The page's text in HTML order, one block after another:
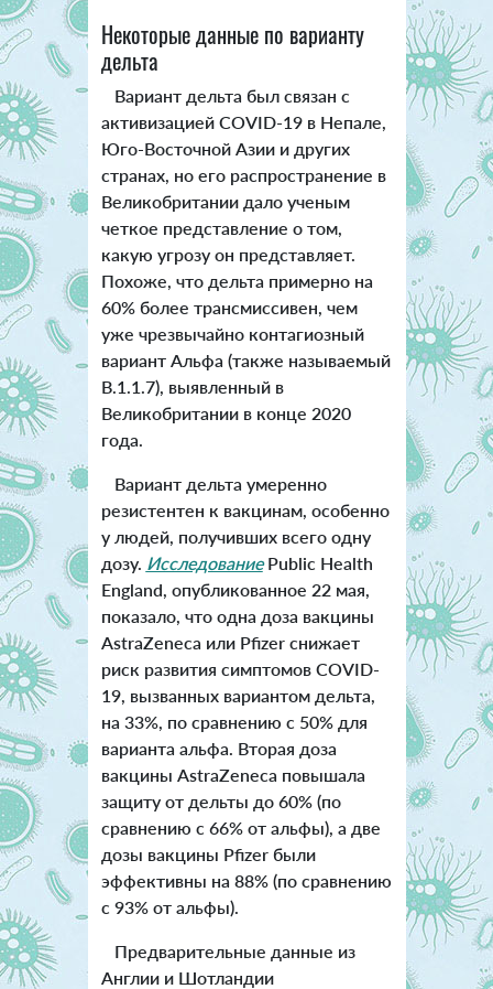
Некоторые данные по варианту
дельта
Вариант дельта был связан с
активизацией COVID-19 в Непале,
Юго-Восточной Азии и других
странах, но его распространение в
Великобритании дало ученым
четкое представление о том,
какую угрозу он представляет.
Похоже, что дельта примерно на
60% более трансмиссивен, чем
уже чрезвычайно контагиозный
вариант Альфа (также называемый
B.1.1.7), выявленный в
Великобритании в конце 2020
года.
Вариант дельта умеренно
резистентен к вакцинам, особенно
у людей, получивших всего одну
дозу. ИсследованиеPublic Health
England, опубликованное 22 мая,
показало, что одна доза вакцины
AstraZeneca или Pfizer снижает
риск развития симптомов COVID-
19, вызванных вариантом дельта,
на 33%, по сравнению с 50% для
варианта альфа. Вторая доза
вакцины AstraZeneca повышала
защиту от дельты до 60% (по
сравнению с 66% от альфы), а две
дозы вакцины Pfizer были
эффективны на 88% (по сравнению
с 93% от альфы).
Предварительные данные из
Англии и Шотландии